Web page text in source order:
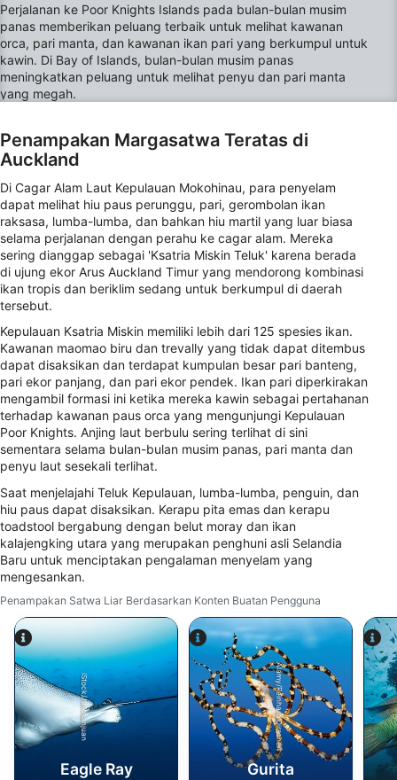
Perjalanan ke Poor Knights Islands pada bulan-bulan musim
panas memberikan peluang terbaik untuk melihat kawanan
orca, pari manta, dan kawanan ikan pari yang berkumpul untuk
kawin. Di Bay of Islands, bulan-bulan musim panas
meningkatkan peluang untuk melihat penyu dan pari manta
yang megah.
Penampakan Margasatwa Teratas di
Auckland
Di Cagar Alam Laut Kepulauan Mokohinau, para penyelam
dapat melihat hiu paus perunggu, pari, gerombolan ikan
raksasa, lumba-lumba, dan bahkan hiu martil yang luar biasa
selama perjalanan dengan perahu ke cagar alam. Mereka
sering dianggap sebagai 'Ksatria Miskin Teluk' karena berada
di ujung ekor Arus Auckland Timur yang mendorong kombinasi
ikan tropis dan beriklim sedang untuk berkumpul di daerah
tersebut.
Kepulauan Ksatria Miskin memiliki lebih dari 125 spesies ikan.
Kawanan maomao biru dan trevally yang tidak dapat ditembus
dapat disaksikan dan terdapat kumpulan besar pari banteng,
pari ekor panjang, dan pari ekor pendek. Ikan pari diperkirakan
mengambil formasi ini ketika mereka kawin sebagai pertahanan
terhadap kawanan paus orca yang mengunjungi Kepulauan
Poor Knights. Anjing laut berbulu sering terlihat di sini
sementara selama bulan-bulan musim panas, pari manta dan
penyu laut sesekali terlihat.
Saat menjelajahi Teluk Kepulauan, lumba-lumba, penguin, dan
hiu paus dapat disaksikan. Kerapu pita emas dan kerapu
toadstool bergabung dengan belut moray dan ikan
kalajengking utara yang merupakan penghuni asli Selandia
Baru untuk menciptakan pengalaman menyelam yang
mengesankan.
Penampakan Satwa Liar Berdasarkan Konten Buatan Pengguna
iStock/Juliosanjuan
Eagle Ray
Alamy/Reinhard Dirscherl
Gurita
Tujuan pemrosesan IAB:
Store and/or access information on a device
Use limited data to select advertising
Use profiles to select personalised
advertising
Create profiles to personalise content
Use profiles to select personalised content
Measure advertising performance
Measure content performance
Understand audiences through statistics or
combinations of data from different sources
Develop and improve services
Use limited data to select content
Fitur-fitur Khusus IAB:
Use precise geolocation data
Identify devices based on information
actively requested
Tujuan pemrosesan non-IAB:
Perlu
Performa
Fungsional
Iklan